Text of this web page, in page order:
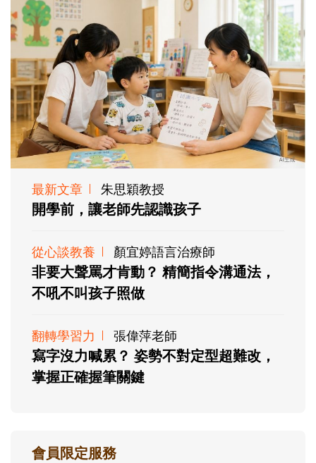
最新文章 朱思穎教授
開學前，讓老師先認識孩子
從心談教養 顏宜婷語言治療師
非要大聲罵才肯動？ 精簡指令溝通法，
不吼不叫孩子照做
翻轉學習力 張偉萍老師
寫字沒力喊累？ 姿勢不對定型超難改，
掌握正確握筆關鍵
會員限定服務